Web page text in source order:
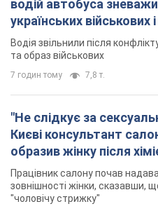
водій автобуса
українських військових
Відео
Водія звільнили після
та образ військових
7 годин тому 7,8 т.
"Не слідкує за
Києві консультант
образив жінку після
розгорівся скандал.
Працівник салону почав
зовнішності жінки, сказавши,
"чоловічу стрижку"